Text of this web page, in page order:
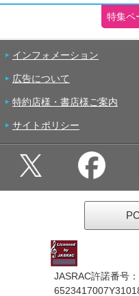
特集ペ
インフォメーション
広告について
特約店様・書店様ご案内
サイトポリシー
JASRAC許諾番号：